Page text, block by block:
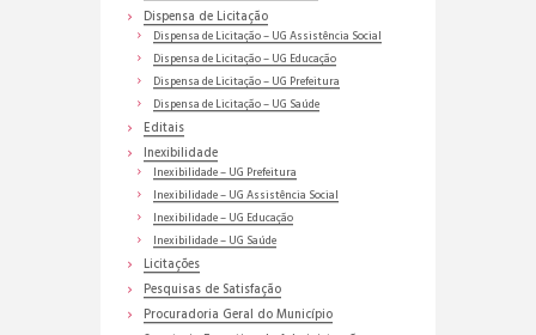
Dispensa de Licitação
Dispensa de Licitação – UG Assistência Social
Dispensa de Licitação – UG Educação
Dispensa de Licitação – UG Prefeitura
Dispensa de Licitação – UG Saúde
Editais
Inexibilidade
Inexibilidade – UG Prefeitura
Inexibilidade – UG Assistência Social
Inexibilidade – UG Educação
Inexibilidade – UG Saúde
Licitações
Pesquisas de Satisfação
Procuradoria Geral do Município